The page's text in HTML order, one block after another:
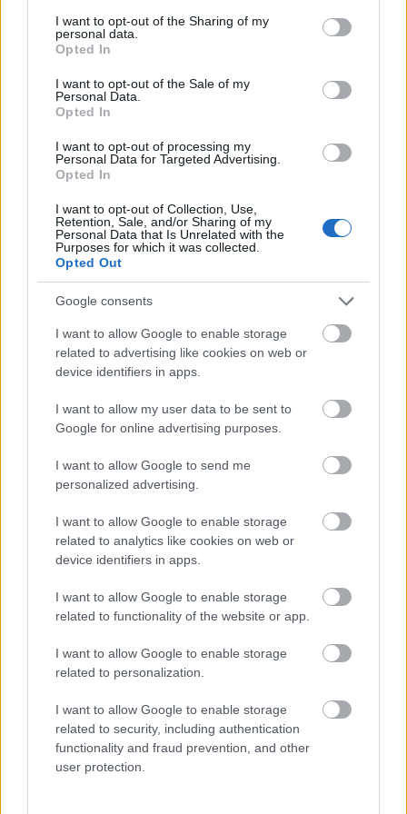
not limited to your visit or usage behaviour. You may click to
grant or deny consent to Google and its third-party tags to
use your data for below specified purposes in below Google
consent section.
I want to opt-out of the Sharing of my
personal data.
Opted In
I want to opt-out of the Sale of my
Personal Data.
Opted In
I want to opt-out of processing my
Personal Data for Targeted Advertising.
Opted In
I want to opt-out of Collection, Use,
Retention, Sale, and/or Sharing of my
Personal Data that Is Unrelated with the
Purposes for which it was collected.
Opted Out
Google consents
I want to allow Google to enable storage
related to advertising like cookies on web or
device identifiers in apps.
I want to allow my user data to be sent to
Google for online advertising purposes.
I want to allow Google to send me
personalized advertising.
I want to allow Google to enable storage
related to analytics like cookies on web or
device identifiers in apps.
I want to allow Google to enable storage
related to functionality of the website or app.
I want to allow Google to enable storage
related to personalization.
I want to allow Google to enable storage
related to security, including authentication
functionality and fraud prevention, and other
user protection.
főszerepét 1959-ben játszotta aDabac
kapitánycímű filmben.
Chudíkot a magyar közönség leginkább az
1977-ben készült,
című
televíziós filmsorozat Sova főorvosaként
ismerhette. Élete egyik utolsó alakítását is
ennek a sorozatnak a második folytatásában,
a 2008-ban forgatott
újabb sorsok című tévéfilmsorozatban
nyújtotta.
Forrás: Hirado.hu
Sorozatok
MÚMIA SÍROK TITKAI, ELHAGYOTT ÉPÍTMÉNYEK
ÉS GRANDIÓZUS EURÓPAI CSATÁK
SZEMBE MERSZ NÉZNI AZZAL, AKIVÉ
VÁLHATTÁL VOLNA?